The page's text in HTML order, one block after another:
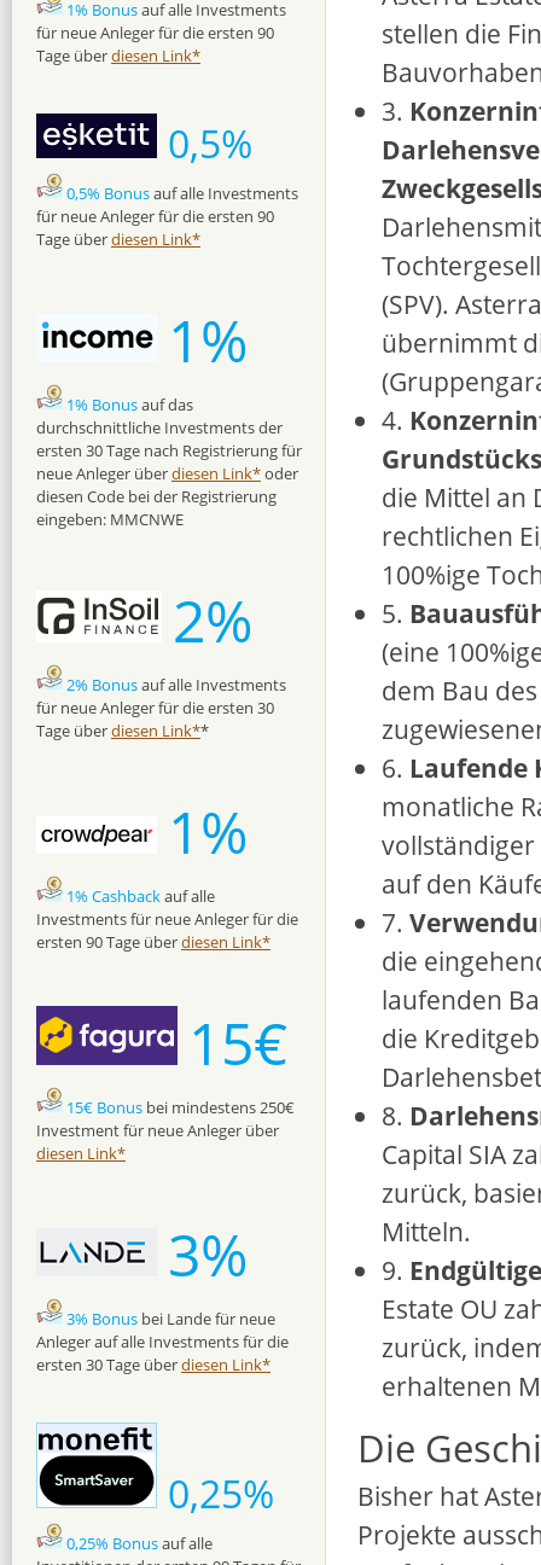
stellen die
3.
(SPV).
übernimmt
4.
die Mittel an
rechtlichen
100%ige
5.
(eine
dem Bau
6. Laufende
monatliche
auf den
7.
die
laufenden
die
8.
Capital SIA
zurück,
Mitteln.
9.
Estate OU
zurück,
erhaltenen
Die
Bisher hat
Projekte
1% Bonusauf alle Investments
für neue Anleger für die ersten 90
Tage überdiesen Link*
0,5%
0,5% Bonusauf alle Investments
für neue Anleger für die ersten 90
Tage überdiesen Link*
1%
1% Bonusauf das
durchschnittliche Investments der
ersten 30 Tage nach Registrierung für
neue Anleger überdiesen Link*oder
diesen Code bei der Registrierung
eingeben: MMCNWE
2%
2% Bonusauf alle Investments
für neue Anleger für die ersten 30
Tage überdiesen Link**
1%
1% Cashbackauf alle
Investments für neue Anleger für die
ersten 90 Tage überdiesen Link*
15€
15€ Bonus bei mindestens 250€
Investment für neue Anleger über
diesen Link*
3%
3% Bonus bei Lande für neue
Anleger auf alle Investments für die
ersten 30 Tage überdiesen Link*
0,25%
0,25% Bonusauf alle